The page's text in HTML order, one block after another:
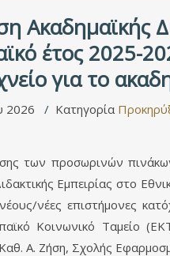
Ακαδημαϊκής
έτος 2025-
για το
2026 Κατηγορία
των προσωρινών
Εμπειρίας στο
νέες επιστήμονες
Κοινωνικό Ταμείο
Α. Ζήση, Σχολής